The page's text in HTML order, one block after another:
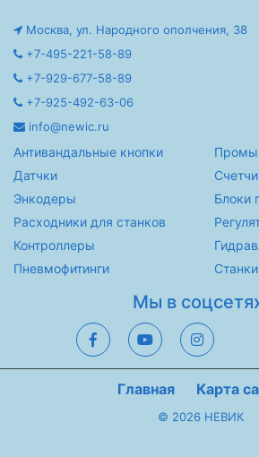
Москва, ул. Народного ополчения, 38
+7-495-221-58-89
+7-929-677-58-89
+7-925-492-63-06
info@newic.ru
Антивандальные кнопки
Датчки
Энкодеры
Расходники для станков
Контроллеры
Пневмофитинги
Блоки
Станки
Мы в
Главная Карта
© 2026 НЕВИК